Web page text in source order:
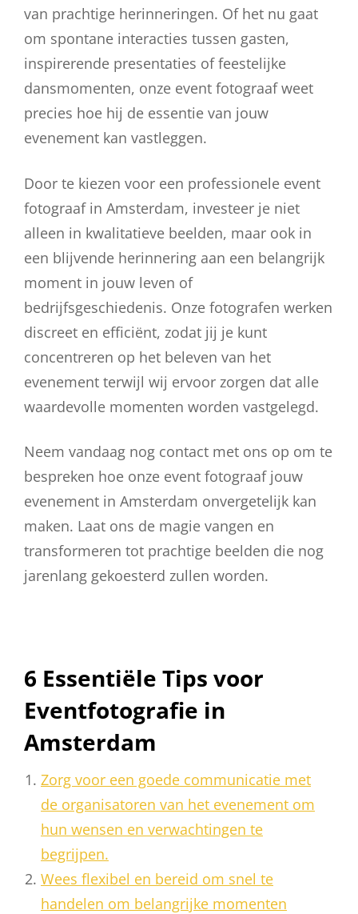
van prachtige herinneringen. Of het nu gaat
om spontane interacties tussen gasten,
inspirerende presentaties of feestelijke
dansmomenten, onze event fotograaf weet
precies hoe hij de essentie van jouw
evenement kan vastleggen.
Door te kiezen voor een professionele event
fotograaf in Amsterdam, investeer je niet
alleen in kwalitatieve beelden, maar ook in
een blijvende herinnering aan een belangrijk
moment in jouw leven of
bedrijfsgeschiedenis. Onze fotografen werken
discreet en efficiënt, zodat jij je kunt
concentreren op het beleven van het
evenement terwijl wij ervoor zorgen dat alle
waardevolle momenten worden vastgelegd.
Neem vandaag nog contact met ons op om te
bespreken hoe onze event fotograaf jouw
evenement in Amsterdam onvergetelijk kan
maken. Laat ons de magie vangen en
transformeren tot prachtige beelden die nog
jarenlang gekoesterd zullen worden.
6 Essentiële Tips voor
Eventfotografie in
Amsterdam
Zorg voor een goede communicatie met
de organisatoren van het evenement om
hun wensen en verwachtingen te
begrijpen.
Wees flexibel en bereid om snel te
handelen om belangrijke momenten